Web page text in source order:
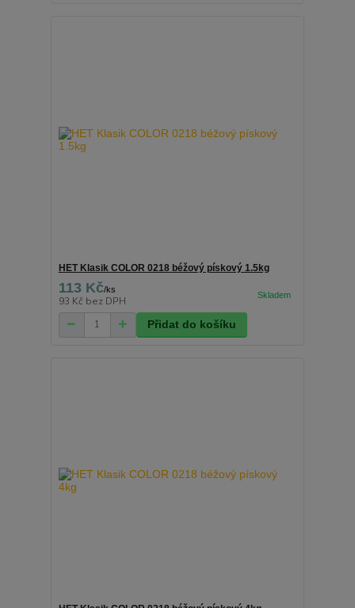
HET Klasik COLOR 0218 béžový pískový 1.5kg
113 Kč/ks
93 Kč bez DPH
Přidat do košíku